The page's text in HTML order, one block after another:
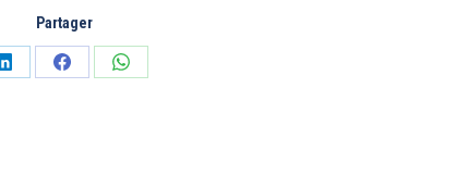
Partager
PartagerPartagerPartager